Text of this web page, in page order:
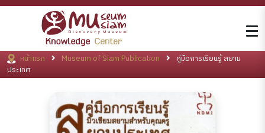
หน้าแรก Museum of Siam Publication
คู่มือการเรียนรู้ สยาม
ประเทศ